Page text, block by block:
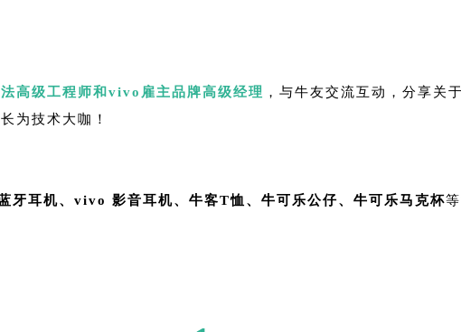
高级工程师和vivo雇主品牌高级经理 ，与牛友交流互动，分享关
为技术大咖！
耳机、vivo 影音耳机、牛客T恤、牛可乐公仔、牛可乐马克杯